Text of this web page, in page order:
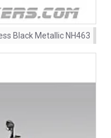
Black Metallic NH463